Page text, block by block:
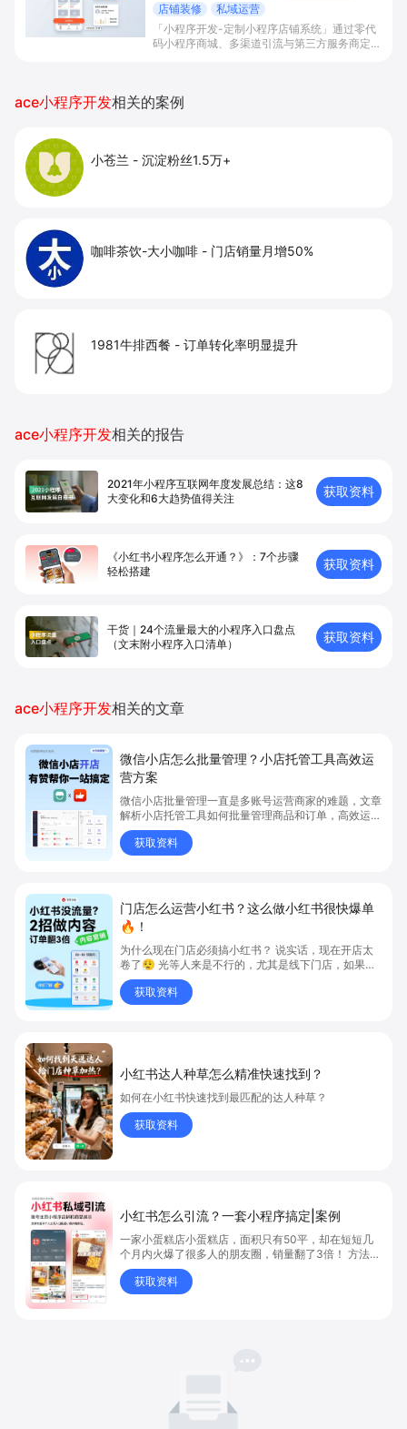
店铺装修
私域运营
「小程序开发-定制小程序店铺系统」通过零代
码小程序商城、多渠道引流与第三方服务商定制
增长。
ace小程序开发相关的案例
小苍兰 - 沉淀粉丝1.5万+
咖啡茶饮-大小咖啡 - 门店销量月增50%
1981牛排西餐 - 订单转化率明显提升
ace小程序开发相关的报告
2021年小程序互联网年度发展总结：这8
大变化和6大趋势值得关注
获取资料
《小红书小程序怎么开通？》：7个步骤
轻松搭建
获取资料
干货｜24个流量最大的小程序入口盘点
（文末附小程序入口清单）
获取资料
ace小程序开发相关的文章
微信小店怎么批量管理？小店托管工具高效运
营方案
微信小店批量管理一直是多账号运营商家的难题，文章
解析小店托管工具如何批量管理商品和订单，高效运营
多账号微信小店。通过智能同步、AI运营托管和丰富营
销玩法，全面提升门店管理效率。点击了解微信小店批
量管理、高效托管的实用方案！
获取资料
门店怎么运营小红书？这么做小红书很快爆单
🔥！
为什么现在门店必须搞小红书？ 说实话，现在开店太
卷了😮‍💨 光等人来是不行的，尤其是线下门店，如果你
还没开始做小红书，那真的就是“闭着眼放弃客流”🚪
💸 获取资料
小红书达人种草怎么精准快速找到？
如何在小红书快速找到最匹配的达人种草？
获取资料
小红书怎么引流？一套小程序搞定|案例
一家小蛋糕店小蛋糕店，面积只有50平，却在短短几
个月内火爆了很多人的朋友圈，销量翻了3倍！ 方法则
是——巧妙借助小红书的种草平台和闭环引流，实现从
“种草”到“成交”的完美闭环！ 👇
获取资料